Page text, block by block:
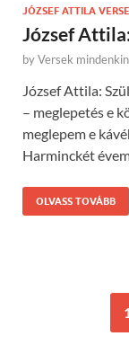
JÓZSEF ATTILA
József
byVersek
József Attila:
– meglepetés e
meglepem e
Harminckét
OLVASS TOVÁBB